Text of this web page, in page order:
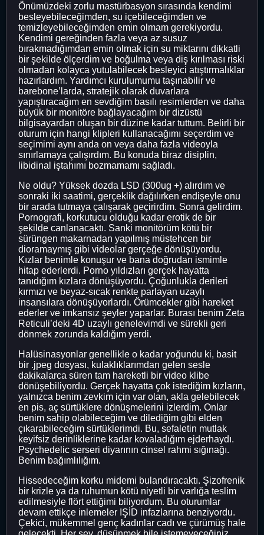
Önümüzdeki zorlu mastürbasyon sırasında kendimi
besleyebileceğimden, su içebileceğimden ve
temizleyebileceğimden emin olmam gerekiyordu.
Kendimi gereğinden fazla veya az susuz
bırakmadığımdan emin olmak için su miktarını dikkatli
bir şekilde ölçerdim ve boğulma veya diş kırılması riski
olmadan kolayca yutulabilecek besleyici atıştırmalıklar
hazırlardım. Yardımcı kurulumumu taşınabilir ve
barebone’larda, stratejik olarak duvarlara
yapıştıracağım en sevdiğim basılı resimlerden ve daha
büyük bir monitöre bağlayacağım bir dizüstü
bilgisayardan oluşan bir düzine kadar tuttum. Belirli bir
oturum için hangi klipleri kullanacağımı seçerdim ve
seçimimi aynı anda on veya daha fazla videoyla
sınırlamaya çalışırdım. Bu konuda biraz disiplin,
libidinal iştahımı bozmamamı sağladı.
Ne oldu? Yüksek dozda LSD (300ug +) alırdım ve
sonraki iki saatimi, gerçeklik dağılırken endişeyle onu
bir arada tutmaya çalışarak geçirirdim. Sonra gelirdim.
Pornografi, korkutucu olduğu kadar erotik de bir
şekilde canlanacaktı. Sanki monitörüm kötü bir
sürüngen makarnadan yapılmış müstehcen bir
dioramaymış gibi videolar gerçeğe dönüşüyordu.
Kızlar benimle konuşur ve bana doğrudan ismimle
hitap ederlerdi. Porno yıldızları gerçek hayatta
tanıdığım kızlara dönüşüyordu. Çoğunlukla derileri
kırmızı ve beyaz-sıcak renkte parlayan uzaylı
insansılara dönüşüyorlardı. Örümcekler gibi hareket
ederler ve imkansız şeyler yaparlar. Burası benim Zeta
Reticuli’deki 4D uzaylı genelevimdi ve sürekli geri
dönmek zorunda kaldığım yerdi.
Halüsinasyonlar genellikle o kadar yoğundu ki, basit
bir .jpeg dosyası, kulaklıklarımdan gelen sesle
dakikalarca süren tam hareketli bir video klibe
dönüşebiliyordu. Gerçek hayatta çok istediğim kızların,
yalnızca benim zevkim için var olan, akla gelebilecek
en pis, aç sürtüklere dönüşmelerini izlerdim. Onlar
benim sahip olabileceğim ve dilediğim gibi elden
çıkarabileceğim sürtüklerimdi. Bu, sefaletin mutlak
keyifsiz derinliklerine kadar kovaladığım ejderhaydı.
Psychedelic serseri diyarının cinsel rahmi sığınağı.
Benim bağımlılığım.
Hissedeceğim korku midemi bulandıracaktı. Şizofrenik
bir krizle ya da ruhumun kötü niyetli bir varlığa teslim
edilmesiyle flört ettiğimi biliyordum. Bu oturumlar
devam ettikçe inlemeler IŞİD infazlarına benziyordu.
Çekici, mükemmel genç kadınlar cadı ve çürümüş hale